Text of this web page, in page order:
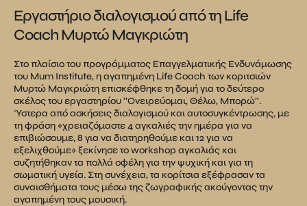
Εργαστήριο διαλογισμού από τη Life
Coach Μυρτώ Μαγκριώτη
Στο πλαίσιο του προγράμματος Επαγγελματικής Ενδυνάμωσης
του Mum Institute, η αγαπημένη Life Coach των κοριτσιών
Μυρτώ Μαγκριώτη επισκέφθηκε τη δομή για το δεύτερο
σκέλος του εργαστηρίου ‘’Ονειρεύομαι, Θέλω, Μπορώ’’.
Ύστερα από ασκήσεις διαλογισμού και αυτοσυγκέντρωσης, με
τη φράση «χρειαζόμαστε 4 αγκαλιές την ημέρα για να
επιβιώσουμε, 8 για να διατηρηθούμε και 12 για να
εξελιχθούμε» ξεκίνησε το workshop αγκαλιάς και
συζητήθηκαν τα πολλά οφέλη για την ψυχική και για τη
σωματική υγεία. Στη συνέχεια, τα κορίτσια εξέφρασαν τα
συναισθήματα τους μέσω της ζωγραφικής ακούγοντας την
αγαπημένη τους μουσική.